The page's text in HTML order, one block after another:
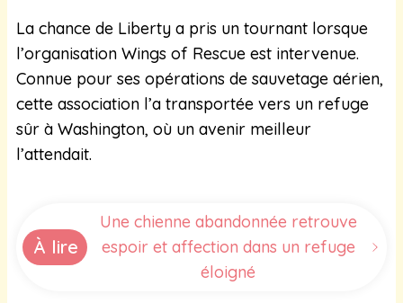
La chance de Liberty a pris un tournant lorsque
l’organisation Wings of Rescue est intervenue.
Connue pour ses opérations de sauvetage aérien,
cette association l’a transportée vers un refuge
sûr à Washington, où un avenir meilleur
l’attendait.
À lire
Une chienne abandonnée retrouve
espoir et affection dans un refuge
éloigné